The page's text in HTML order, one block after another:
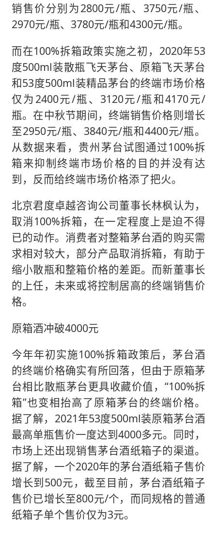
销售价分别为2800元/瓶、3750元/瓶、
2970元/瓶、3780元/瓶和4300元/瓶。
而在100%拆箱政策实施之初，2020年53
度500ml装散瓶飞天茅台、原箱飞天茅台
和53度500ml装精品茅台的终端市场价格
仅为2400元/瓶、3120元/瓶和4170元/
瓶。在中秋节期间，终端销售价格则增长
至2950元/瓶、3840元/瓶和4400元/瓶。
从数据来看，贵州茅台试图通过100%拆
箱来抑制终端市场价格的目的并没有达
到，反而给终端市场价格添了把火。
北京君度卓越咨询公司董事长林枫认为，
取消100%拆箱，在一定程度上是迫不得
已的动作。消费者对整箱茅台酒的购买需
求相对较大，部分产品取消拆箱，有助于
缩小散瓶和整箱价格的差距。而新董事长
的上任，未来或将控制居高的终端销售价
格。
原箱酒冲破4000元
今年年初实施100%拆箱政策后，茅台酒
的终端价格确实有所回落，但由于原箱茅
台相比散瓶茅台更具收藏价值，“100%拆
箱”也变相抬高了原箱茅台的终端价格。
据了解，2021年53度500ml装原箱茅台酒
最高单瓶售价一度达到4000多元。同时，
市场上还出现销售茅台酒纸箱子的渠道。
据了解，一个2020年的茅台酒纸箱子售价
增长到500元，截至目前，茅台酒纸箱子
售价已增长至800元/个，而同规格的普通
纸箱子单个售价仅为3元。